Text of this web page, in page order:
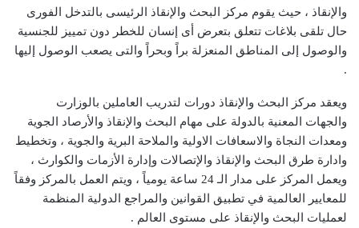
والإنقاذ ، حيث يقوم مركز البحث والإنقاذ الرئيسى بالتدخل الفورى
حال تلقى بلاغات تتعلق بتعرض أى إنسان للخطر دون تمييز للجنسية
والوصول إلى المناطق المنعزلة براً وبحراً والتى يصعب الوصول إليها
.
ويعقد مركز البحث والإنقاذ دورات لتدريب العاملين بالوزارت
والجهات المعنية بالدولة على مهام البحث والإنقاذ والأرصاد الجوية
ومعدات النجاة والاسعافات الاولية والملاحة البرية والجوية ، وتخطيط
وادارة طرق البحث والإنقاذ والإتصالات وإدارة الأزمات والكوارث ،
ويعمل المركز على مدار الـ 24 ساعة يومياً ، ويتم العمل بالمركز وفقاً
للمعايير العالمية في تطبيق القوانين والمراجع الدولية المنظمة
لعمليات البحث والإنقاذ على مستوى العالم .